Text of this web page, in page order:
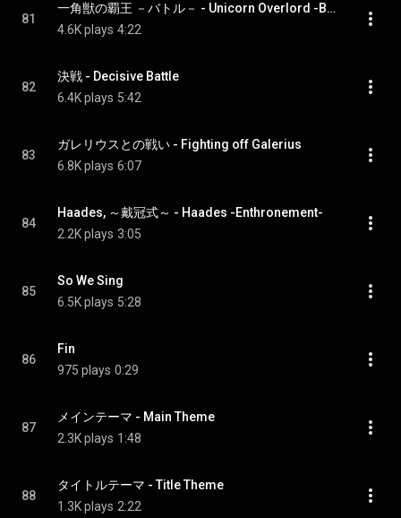
81
一角獣の覇王 －バトル－ - Unicorn Overlord -Battle-
4.6K plays 4:22
82
決戦 - Decisive Battle
6.4K plays 5:42
83
ガレリウスとの戦い - Fighting off Galerius
6.8K plays 6:07
84
Haades, ～戴冠式～ - Haades -Enthronement-
2.2K plays 3:05
85
So We Sing
6.5K plays 5:28
86
Fin
975 plays 0:29
87
メインテーマ - Main Theme
2.3K plays 1:48
88
タイトルテーマ - Title Theme
1.3K plays 2:22